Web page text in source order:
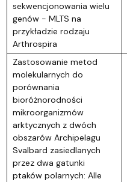
sekwencjonowania wielu
genów - MLTS na
przykładzie rodzaju
Arthrospira
Zastosowanie metod
molekularnych do
porównania
bioróżnorodności
mikroorganizmów
arktycznych z dwóch
obszarów Archipelagu
Svalbard zasiedlanych
przez dwa gatunki
ptaków polarnych: Alle